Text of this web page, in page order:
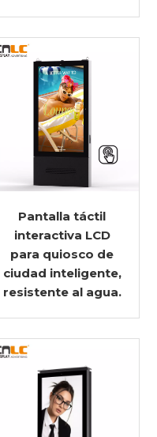
Pantalla táctil
interactiva LCD
para quiosco de
ciudad inteligente,
resistente al agua.